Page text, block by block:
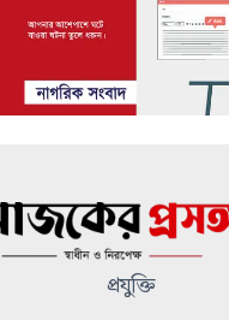
প্রযুক্তি